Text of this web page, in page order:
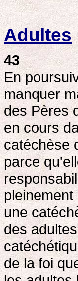
Adultes
43
En
manquer
des Pères
en cours
catéchèse
parce
une
des
de la foi